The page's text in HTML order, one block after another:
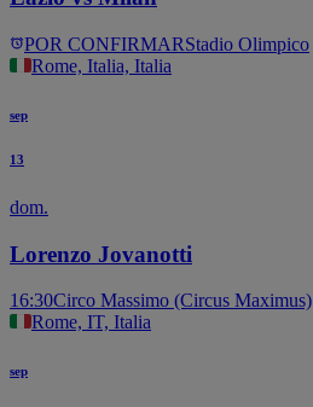
POR CONFIRMARStadio Olimpico
Rome, Italia, Italia
sep
13
dom.
Lorenzo Jovanotti
16:30Circo Massimo (Circus Maximus)
Rome, IT, Italia
sep